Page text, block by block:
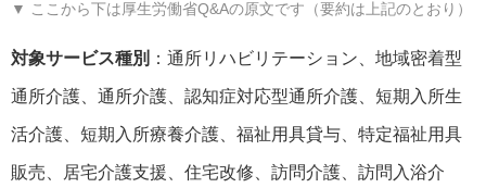
▼ ここから下は厚生労働省Q&Aの原文です（要約は上記のとおり）
対象サービス種別 ：通所リハビリテーション、地域密着型
通所介護、通所介護、認知症対応型通所介護、短期入所生
活介護、短期入所療養介護、福祉用具貸与、特定福祉用具
販売、居宅介護支援、住宅改修、訪問介護、訪問入浴介